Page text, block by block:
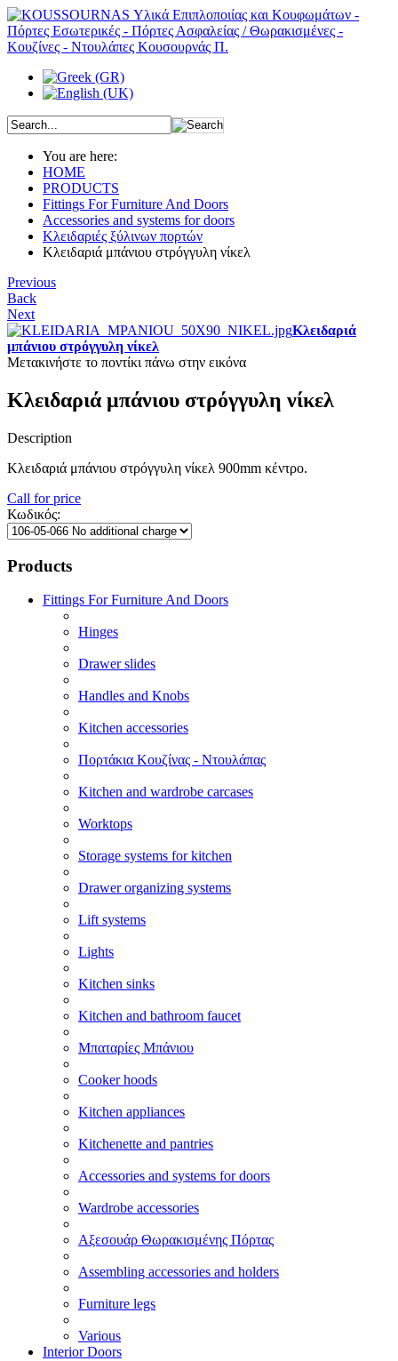
You are here:
HOME
PRODUCTS
Fittings For Furniture And Doors
Accessories and systems for doors
Κλειδαριές ξύλινων πορτών
Κλειδαριά μπάνιου στρόγγυλη νίκελ
Previous
Back
Next
Κλειδαριά
μπάνιου στρόγγυλη νίκελ
Μετακινήστε το ποντίκι πάνω στην εικόνα
Κλειδαριά μπάνιου στρόγγυλη νίκελ
Description
Κλειδαριά μπάνιου στρόγγυλη νίκελ 900mm κέντρο.
Call for price
Κωδικός:
Products
Fittings For Furniture And Doors
Hinges
Drawer slides
Handles and Knobs
Kitchen accessories
Πορτάκια Κουζίνας - Ντουλάπας
Kitchen and wardrobe carcases
Worktops
Storage systems for kitchen
Drawer organizing systems
Lift systems
Lights
Kitchen sinks
Kitchen and bathroom faucet
Μπαταρίες Μπάνιου
Cooker hoods
Kitchen appliances
Kitchenette and pantries
Accessories and systems for doors
Wardrobe accessories
Αξεσουάρ Θωρακισμένης Πόρτας
Assembling accessories and holders
Furniture legs
Various
Interior Doors